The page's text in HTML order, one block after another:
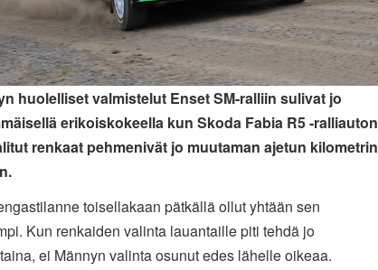
huolelliset valmistelut Enset SM-ralliin sulivat jo
erikoiskokeella kun Skoda Fabia R5 -ralliauton
renkaat pehmenivät jo muutaman ajetun kilometrin
toisellakaan pätkällä ollut yhtään sen
Kun renkaiden valinta lauantaille piti tehdä jo
ei Männyn valinta osunut edes lähelle oikeaa.